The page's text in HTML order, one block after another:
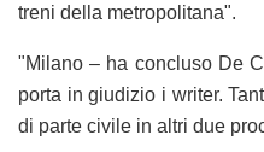
treni della metropolitana".
"Milano – ha concluso De
porta in giudizio i writer.
di parte civile in altri due